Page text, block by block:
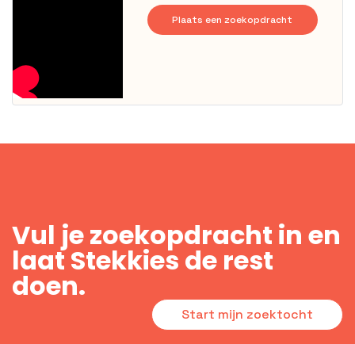
Plaats een zoekopdracht
Vul je zoekopdracht in en
laat Stekkies de rest
doen.
Start mijn zoektocht